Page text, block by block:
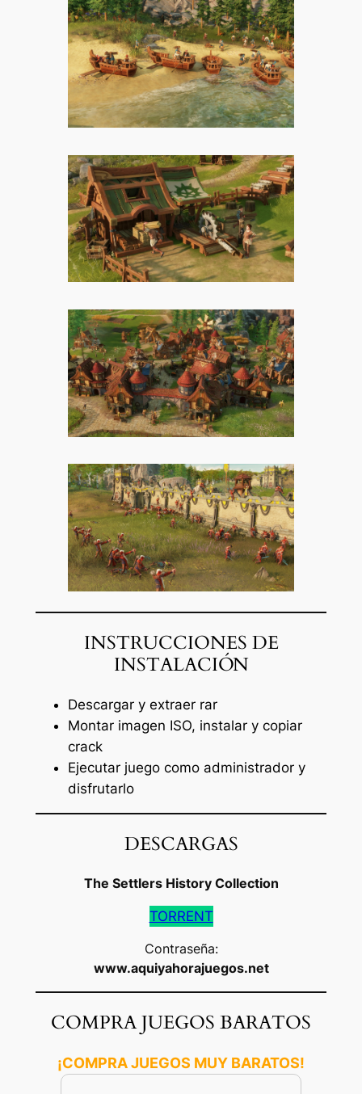
INSTRUCCIONES DE
INSTALACIÓN
Descargar y extraer rar
Montar imagen ISO, instalar y copiar
crack
Ejecutar juego como administrador y
disfrutarlo
DESCARGAS
The Settlers History Collection
TORRENT
Contraseña:
www.aquiyahorajuegos.net
COMPRA JUEGOS BARATOS
¡COMPRA JUEGOS MUY BARATOS!